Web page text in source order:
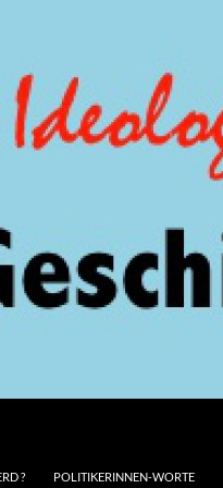
? POLITIKERINNEN-WORTE